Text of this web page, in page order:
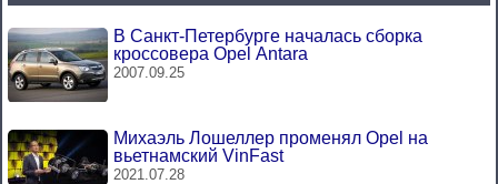
В Санкт-Петербурге началась сборка
кроссовера Opel Antara
2007.09.25
Михаэль Лошеллер променял Opel на
вьетнамский VinFast
2021.07.28